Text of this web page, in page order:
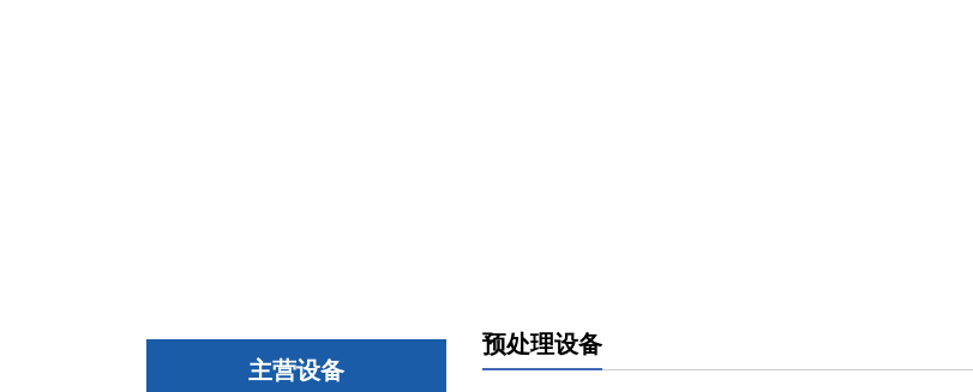
主营设备
预处理设备